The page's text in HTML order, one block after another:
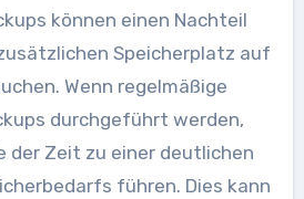
können einen Nachteil
Speicherplatz auf
Wenn regelmäßige
durchgeführt werden,
der Zeit zu einer deutlichen
führen. Dies kann